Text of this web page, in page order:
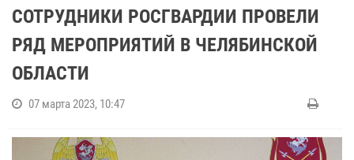
СОТРУДНИКИ РОСГВАРДИИ ПРОВЕЛИ
РЯД МЕРОПРИЯТИЙ В ЧЕЛЯБИНСКОЙ
ОБЛАСТИ
07 марта 2023, 10:47